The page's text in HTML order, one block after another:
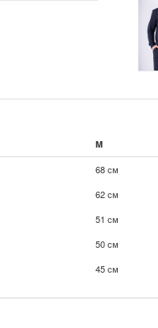
M
68 см
62 см
51 см
50 см
45 см